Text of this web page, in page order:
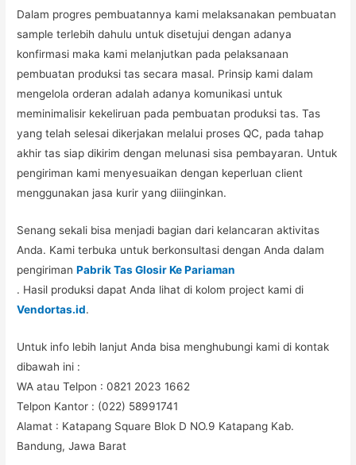
Dalam progres pembuatannya kami melaksanakan pembuatan
sample terlebih dahulu untuk disetujui dengan adanya
konfirmasi maka kami melanjutkan pada pelaksanaan
pembuatan produksi tas secara masal. Prinsip kami dalam
mengelola orderan adalah adanya komunikasi untuk
meminimalisir kekeliruan pada pembuatan produksi tas. Tas
yang telah selesai dikerjakan melalui proses QC, pada tahap
akhir tas siap dikirim dengan melunasi sisa pembayaran. Untuk
pengiriman kami menyesuaikan dengan keperluan client
menggunakan jasa kurir yang diiinginkan.
Senang sekali bisa menjadi bagian dari kelancaran aktivitas
Anda. Kami terbuka untuk berkonsultasi dengan Anda dalam
pengirimanPabrik Tas Glosir Ke Pariaman
. Hasil produksi dapat Anda lihat di kolom project kami di
Vendortas.id.
Untuk info lebih lanjut Anda bisa menghubungi kami di kontak
dibawah ini :
WA atau Telpon : 0821 2023 1662
Telpon Kantor : (022) 58991741
Alamat : Katapang Square Blok D NO.9 Katapang Kab.
Bandung, Jawa Barat